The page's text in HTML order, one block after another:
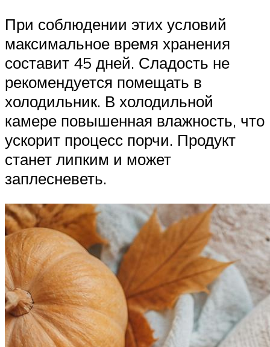
При соблюдении этих условий
максимальное время хранения
составит 45 дней. Сладость не
рекомендуется помещать в
холодильник. В холодильной
камере повышенная влажность, что
ускорит процесс порчи. Продукт
станет липким и может
заплесневеть.